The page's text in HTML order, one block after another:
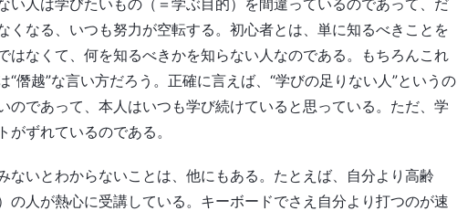
い人は学びたいもの（＝学ぶ目的）を間違っているのであって、だ
くなる、いつも努力が空転する。初心者とは、単に知るべきことを
はなくて、何を知るべきかを知らない人なのである。もちろんこれ
“僭越”な言い方だろう。正確に言えば、“学びの足りない人”というの
のであって、本人はいつも学び続けていると思っている。ただ、学
がずれているのである。
ないとわからないことは、他にもある。たとえば、自分より高齢
の人が熱心に受講している。キーボードでさえ自分より打つのが速